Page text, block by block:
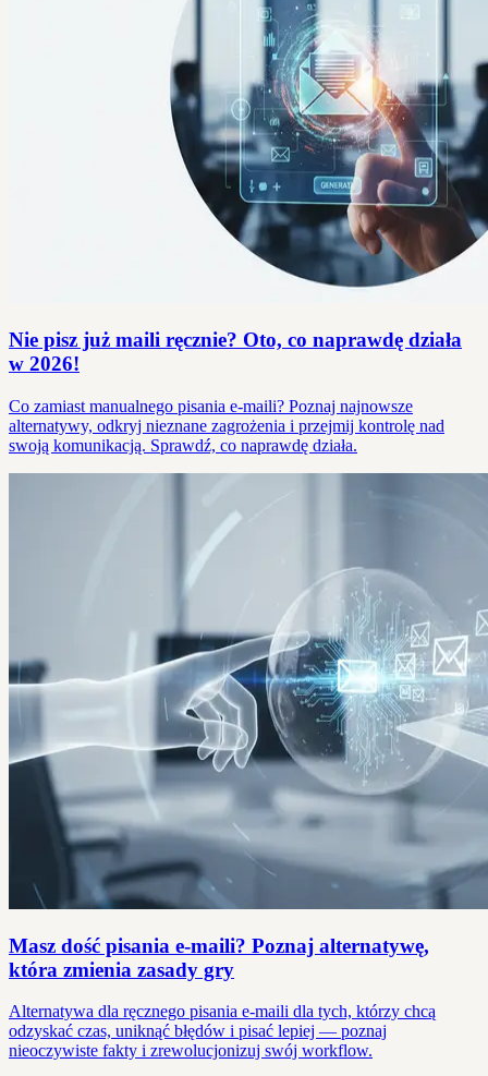
Nie pisz już maili ręcznie? Oto, co naprawdę działa
w 2026!
Co zamiast manualnego pisania e-maili? Poznaj najnowsze
alternatywy, odkryj nieznane zagrożenia i przejmij kontrolę nad
swoją komunikacją. Sprawdź, co naprawdę działa.
Masz dość pisania e-maili? Poznaj alternatywę,
która zmienia zasady gry
Alternatywa dla ręcznego pisania e-maili dla tych, którzy chcą
odzyskać czas, uniknąć błędów i pisać lepiej — poznaj
nieoczywiste fakty i zrewolucjonizuj swój workflow.